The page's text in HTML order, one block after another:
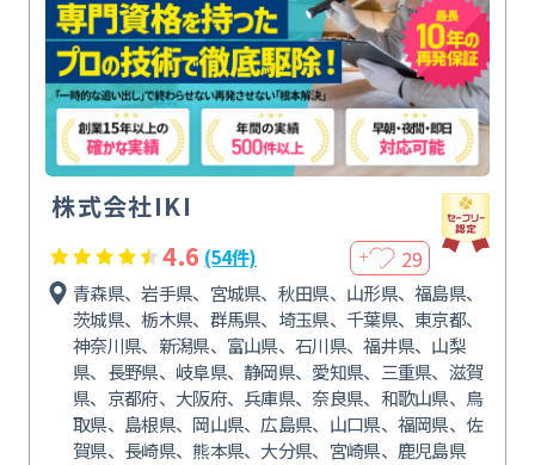
株式会社IKI
4.6 (54件) ＋ 29
青森県、岩手県、宮城県、秋田県、山形県、福島県、
茨城県、栃木県、群馬県、埼玉県、千葉県、東京都、
神奈川県、新潟県、富山県、石川県、福井県、山梨
県、長野県、岐阜県、静岡県、愛知県、三重県、滋賀
県、京都府、大阪府、兵庫県、奈良県、和歌山県、鳥
取県、島根県、岡山県、広島県、山口県、福岡県、佐
賀県、長崎県、熊本県、大分県、宮崎県、鹿児島県